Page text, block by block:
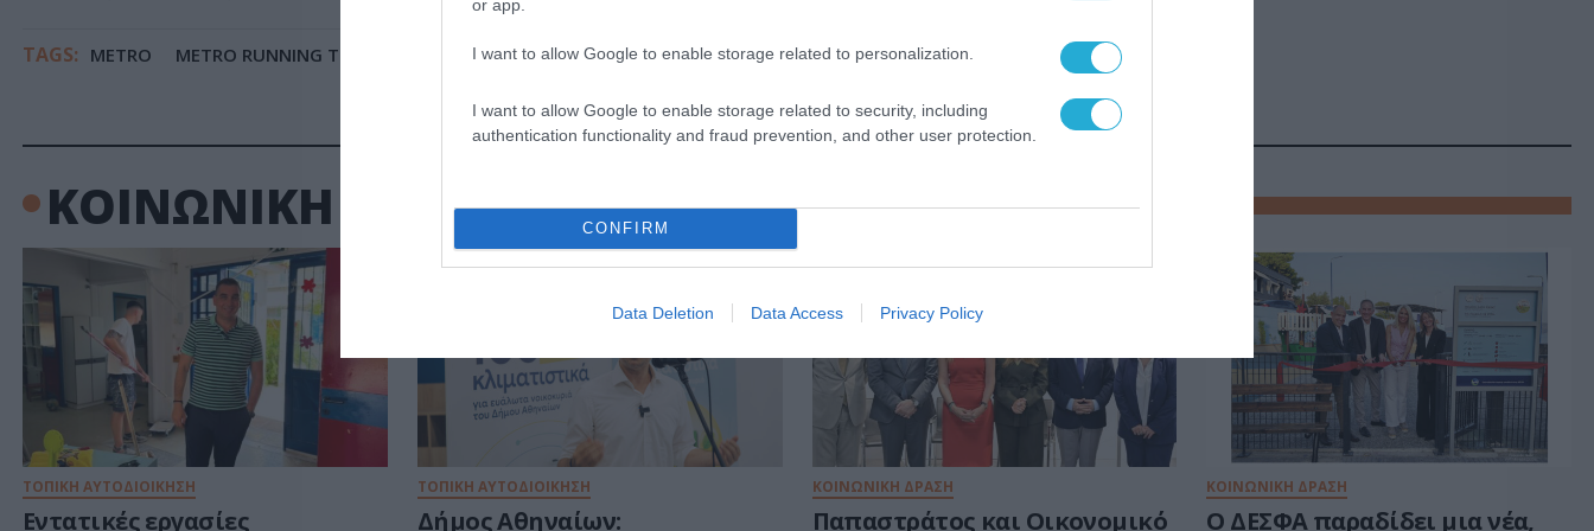
or app.
I want to allow Google to enable storage related to personalization.
I want to allow Google to enable storage related to security, including
authentication functionality and fraud prevention, and other user protection.
CONFIRM
Data Deletion Data Access Privacy Policy
TAGS: METRO METRO RUNNING TEAM
ΚΟΙΝΩΝΙΚΗ ΔΡΑΣΗ
ΤΟΠΙΚΗ ΑΥΤΟΔΙΟΙΚΗΣΗ
Εντατικές εργασίες
ΤΟΠΙΚΗ ΑΥΤΟΔΙΟΙΚΗΣΗ
Δήμος Αθηναίων:
ΚΟΙΝΩΝΙΚΗ ΔΡΑΣΗ
Παπαστράτος και Οικονομικό
ΚΟΙΝΩΝΙΚΗ ΔΡΑΣΗ
Ο ΔΕΣΦΑ παραδίδει μια νέα,